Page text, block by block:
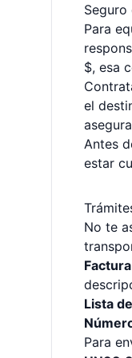
Seguro
Para
$, esa
el
Antes
estar
No te
Lista
Para